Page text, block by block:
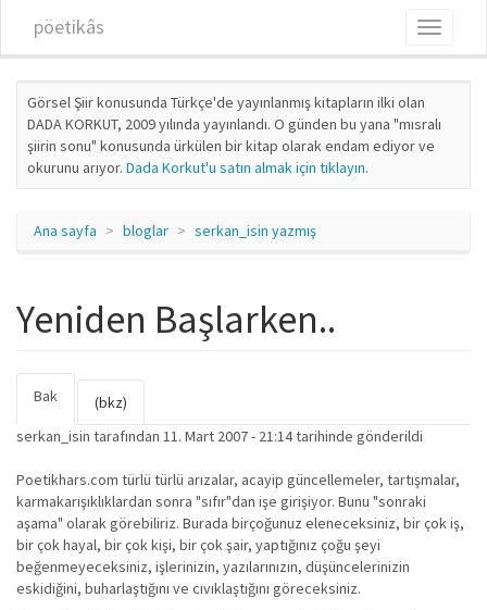
pöetikâs
Toggle
Görsel Şiir konusunda Türkçe'de yayınlanmış kitapların ilki olan
DADA KORKUT, 2009 yılında yayınlandı. O günden bu yana "mısralı
şiirin sonu" konusunda ürkülen bir kitap olarak endam ediyor ve
okurunu arıyor. Dada Korkut'u satın almak için tıklayın.
Ana sayfa bloglar serkan_isin yazmış
Yeniden Başlarken..
Birincil sekmeler
Bak
sekme)
(bkz)
serkan_isin tarafından 11. Mart 2007 - 21:14 tarihinde gönderildi
Poetikhars.com türlü türlü arızalar, acayip güncellemeler, tartışmalar,
karmakarışıklıklardan sonra "sıfır"dan işe girişiyor. Bunu "sonraki
aşama" olarak görebiliriz. Burada birçoğunuz eleneceksiniz, bir çok iş,
bir çok hayal, bir çok kişi, bir çok şair, yaptığınız çoğu şeyi
beğenmeyeceksiniz, işlerinizin, yazılarınızın, düşüncelerinizin
eskidiğini, buharlaştığını ve cıvıklaştığını göreceksiniz.